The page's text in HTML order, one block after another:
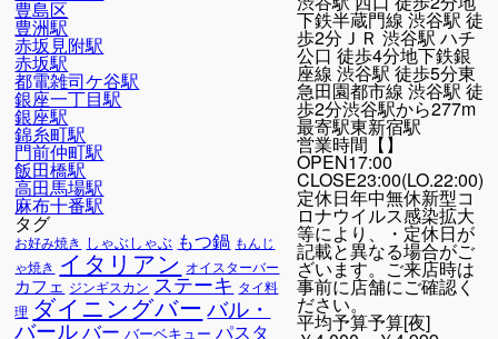
豊島区
豊洲駅
赤坂見附駅
赤坂駅
都電雑司ケ谷駅
銀座一丁目駅
銀座駅
錦糸町駅
門前仲町駅
飯田橋駅
高田馬場駅
麻布十番駅
タグ
お好み焼き しゃぶしゃぶ もつ鍋 もんじ
ゃ焼き イタリアン オイスターバー
カフェ ジンギスカン ステーキ タイ料
理 ダイニングバーバル・
バールバー バーベキュー パスタ
下鉄半蔵門線 渋谷駅 徒
歩2分ＪＲ 渋谷駅 ハチ
公口 徒歩4分地下鉄銀
座線 渋谷駅 徒歩5分東
急田園都市線 渋谷駅 徒
歩2分渋谷駅から277m
最寄駅東新宿駅
営業時間【】
OPEN17:00
CLOSE23:00(LO.22:00)
定休日年中無休新型コ
ロナウイルス感染拡大
等により、・定休日が
記載と異なる場合がご
ざいます。ご来店時は
事前に店舗にご確認く
ださい。
平均予算予算[夜]